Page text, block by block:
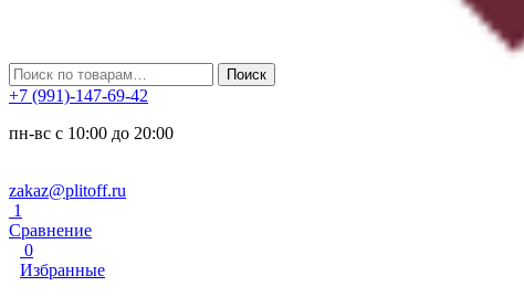
Искать: Поиск
+7 (991)-147-69-42
пн-вс с 10:00 до 20:00
zakaz@plitoff.ru
1
Сравнение
0
Избранные